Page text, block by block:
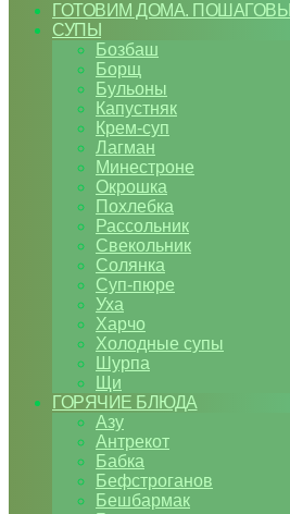
ГОТОВИМ ДОМА.
СУПЫ
Бозбаш
Борщ
Бульоны
Капустняк
Крем-суп
Лагман
Минестроне
Окрошка
Похлебка
Рассольник
Свекольник
Солянка
Суп-пюре
Уха
Харчо
Холодные супы
Шурпа
Щи
ГОРЯЧИЕ БЛЮДА
Азу
Антрекот
Бабка
Бефстроганов
Бешбармак